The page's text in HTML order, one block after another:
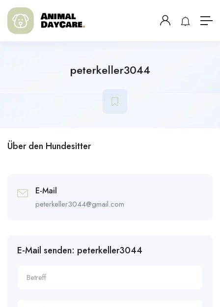
peterkeller3044
Über den Hundesitter
E-Mail
peterkeller3044@gmail.com
E-Mail senden: peterkeller3044